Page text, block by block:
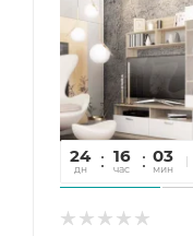
24
дн
16
час
03
мин